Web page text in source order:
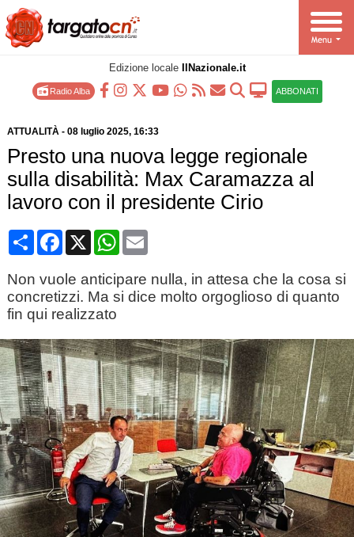
Edizione locale IlNazionale.it
Radio Alba ABBONATI
ATTUALITÀ- 08 luglio 2025, 16:33
Presto una nuova legge regionale
sulla disabilità: Max Caramazza al
lavoro con il presidente Cirio
CondividiFacebook
X WhatsApp
Email
Non vuole anticipare nulla, in attesa che la cosa si
concretizzi. Ma si dice molto orgoglioso di quanto
fin qui realizzato